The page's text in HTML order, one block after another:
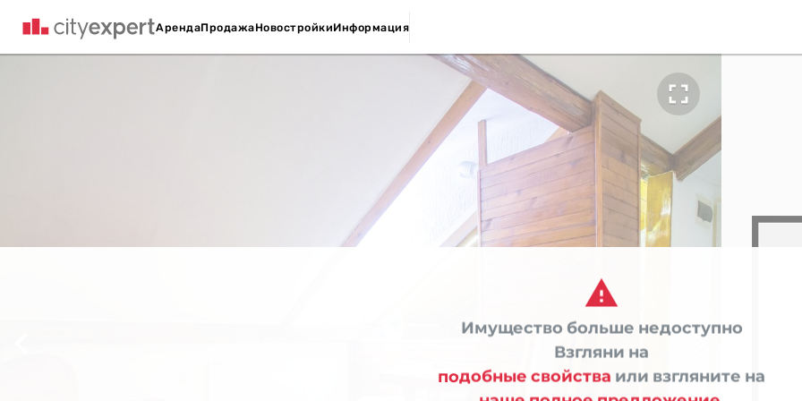
АрендаПродажаНовостройкиИнформация



Имущество больше недоступно
Взгляни на
подобные свойства или взгляните на